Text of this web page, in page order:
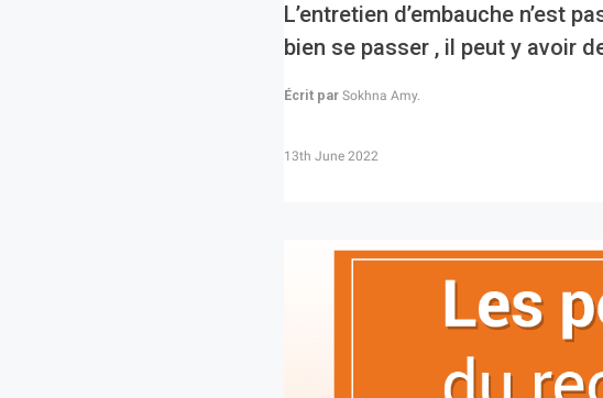
L’entretien d’embauche n’est
bien se passer , il peut y avoir
Écrit parSokhna Amy.
13th June 2022